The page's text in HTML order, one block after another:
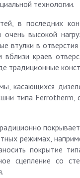
технологии.
в последних
высокой
втулки в
краев
традиционные
касающихся
типа Ferrotherm,
режимах,
покрытие
сцепление со